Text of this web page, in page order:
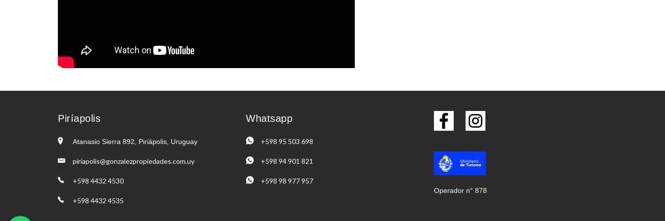
Piríapolis
Atanasio Sierra 892, Piriápolis, Uruguay
piriapolis@gonzalezpropiedades.com.uy
+598 4432 4530
+598 4432 4535
Whatsapp
+598 95 503 698
+598 94 901 821
+598 98 977 957
Operador n° 878